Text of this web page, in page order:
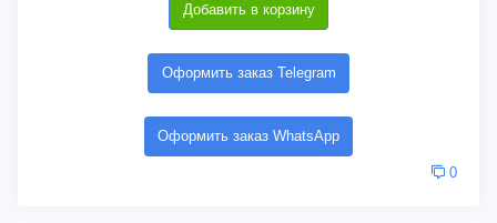
Добавить в корзину
Оформить заказ Telegram
Оформить заказ WhatsApp
0